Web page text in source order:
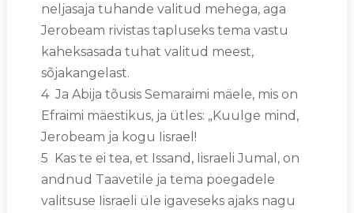
neljasaja tuhande valitud mehega, aga
Jerobeam rivistas tapluseks tema vastu
kaheksasada tuhat valitud meest,
sõjakangelast.
4 Ja Abija tõusis Semaraimi mäele, mis on
Efraimi mäestikus, ja ütles: „Kuulge mind,
Jerobeam ja kogu Iisrael!
5 Kas te ei tea, et Issand, Iisraeli Jumal, on
andnud Taavetile ja tema poegadele
valitsuse Iisraeli üle igaveseks ajaks nagu